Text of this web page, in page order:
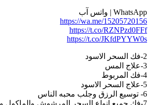
WhatsApp | واتس آب
https://wa.me/15205720156
https://t.co/RZNPzd0FFf
https://t.co/JKfdPYYW0s
2-فك السحر الاسود
3-علاج المس
4-فك المربوط
5-علاج السحر الاسود
6- توسيع الرزق وجلب محبه الناس
7-فك جميع انواع السحر المرشوش والماكول والمرسل